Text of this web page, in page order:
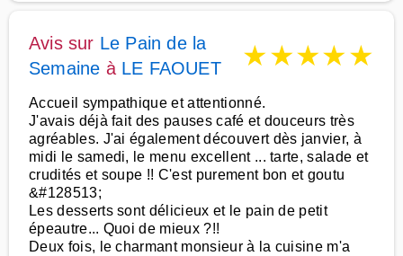
Avis sur Le Pain de la
Semaine à LE FAOUET ★★★★★
Accueil sympathique et attentionné.
J'avais déjà fait des pauses café et douceurs très
agréables. J'ai également découvert dès janvier, à
midi le samedi, le menu excellent ... tarte, salade et
crudités et soupe !! C'est purement bon et goutu
&#128513;
Les desserts sont délicieux et le pain de petit
épeautre... Quoi de mieux ?!!
Deux fois, le charmant monsieur à la cuisine m'a